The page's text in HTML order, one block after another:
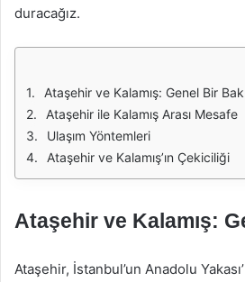
duracağız.
Ataşehir ve Kalamış: Genel Bir
Ataşehir ile Kalamış Arası Mesafe
Ulaşım Yöntemleri
Ataşehir ve Kalamış’ın Çekiciliği
Ataşehir ve Kalamış:
Ataşehir, İstanbul’un Anadolu